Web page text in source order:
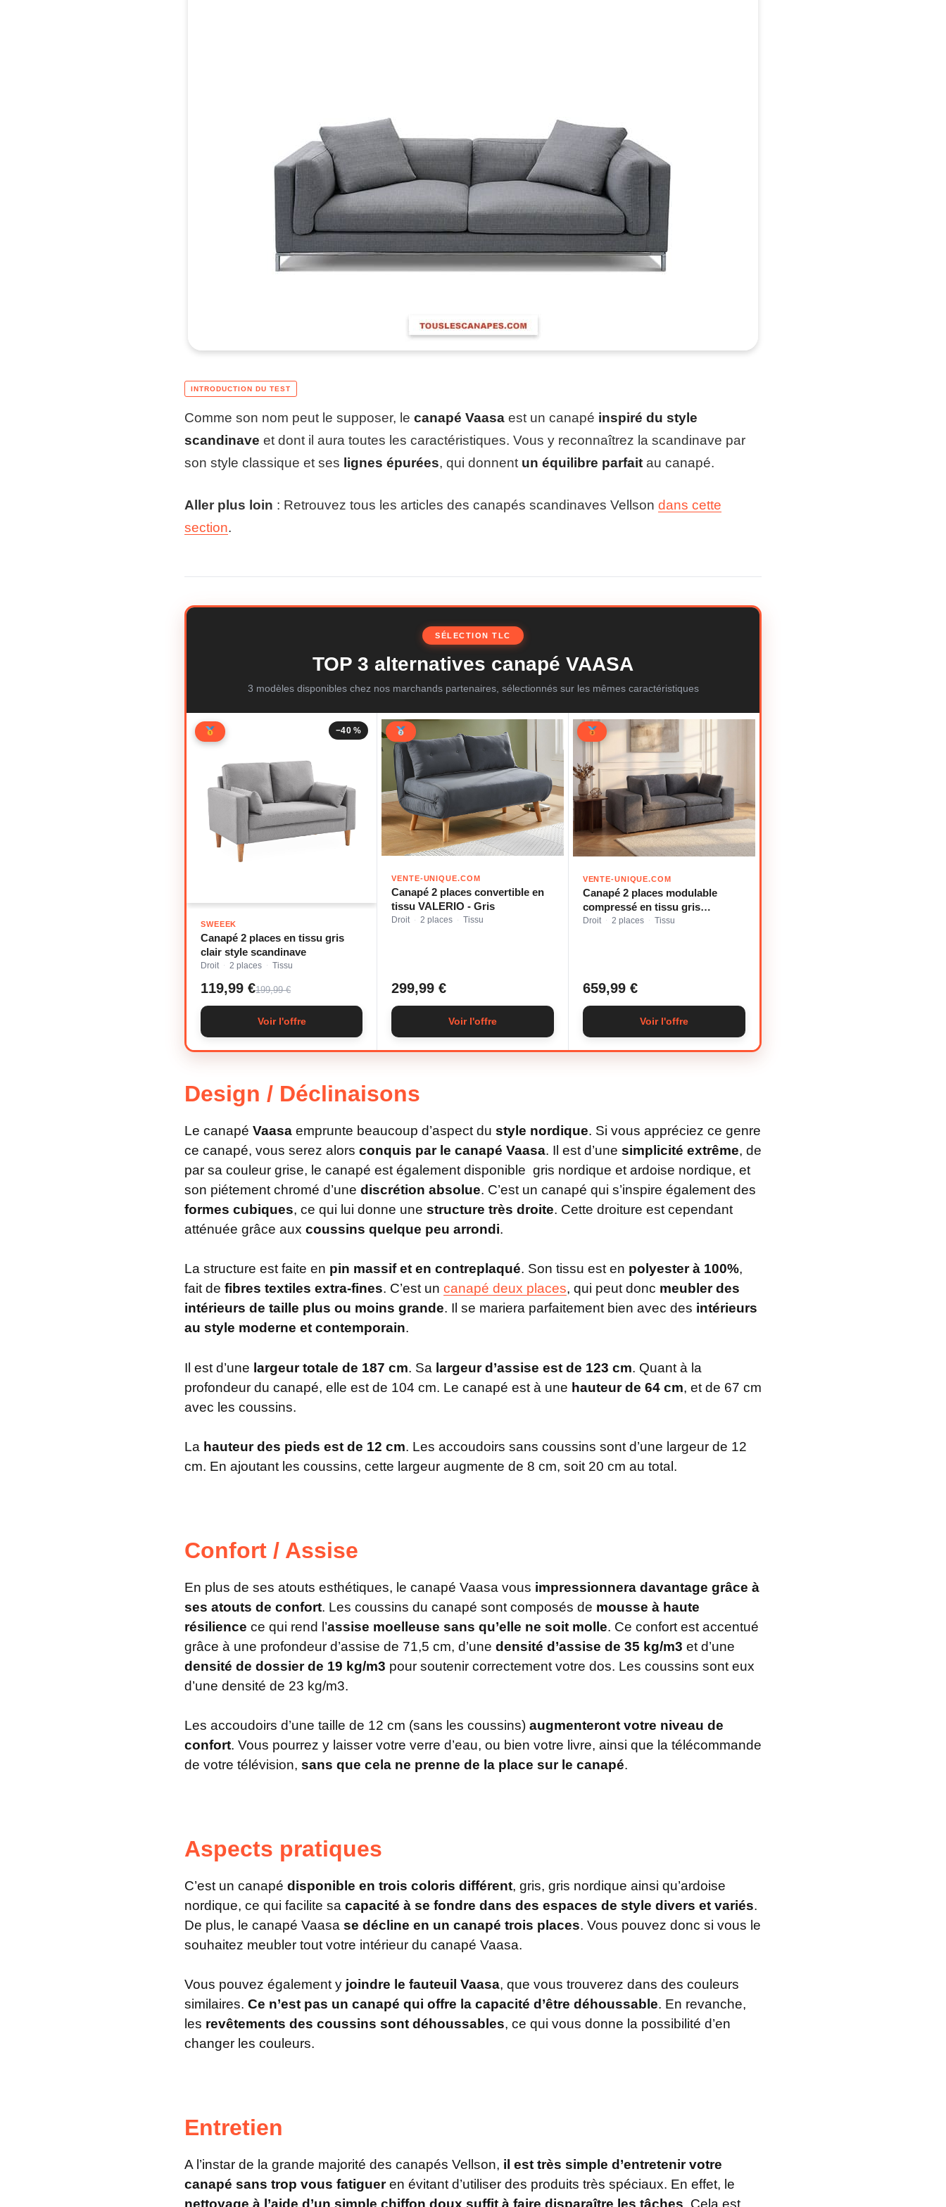
Comme son nom peut le supposer, le canapé Vaasa est un canapé inspiré du style
scandinave et dont il aura toutes les caractéristiques. Vous y reconnaîtrez la scandinave par
son style classique et ses lignes épurées, qui donnent un équilibre parfait au canapé.
Aller plus loin : Retrouvez tous les articles des canapés scandinaves Vellson dans cette
section.
SÉLECTION TLC
TOP 3 alternatives canapé VAASA
3 modèles disponibles chez nos marchands partenaires, sélectionnés sur les mêmes caractéristiques
−40 %
SWEEEK
Canapé 2 places en tissu gris
clair style scandinave
Droit · 2 places · Tissu
119,99 €199,99 €
Voir l'offre
VENTE-UNIQUE.COM
Canapé 2 places convertible en
tissu VALERIO - Gris
Droit · 2 places · Tissu
299,99 €
Voir l'offre
VENTE-UNIQUE.COM
Canapé 2 places modulable
compressé en tissu gris
anthracite CORTOLINE
Droit · 2 places · Tissu
659,99 €
Voir l'offre
Design / Déclinaisons
Le canapé Vaasa emprunte beaucoup d’aspect du style nordique. Si vous appréciez ce genre
ce canapé, vous serez alors conquis par le canapé Vaasa. Il est d’une simplicité extrême, de
par sa couleur grise, le canapé est également disponible gris nordique et ardoise nordique, et
son piétement chromé d’une discrétion absolue. C’est un canapé qui s’inspire également des
formes cubiques, ce qui lui donne une structure très droite. Cette droiture est cependant
atténuée grâce aux coussins quelque peu arrondi.
La structure est faite en pin massif et en contreplaqué. Son tissu est en polyester à 100%,
fait de fibres textiles extra-fines. C’est un canapé deux places, qui peut donc meubler des
intérieurs de taille plus ou moins grande. Il se mariera parfaitement bien avec des intérieurs
au style moderne et contemporain.
Il est d’une largeur totale de 187 cm. Sa largeur d’assise est de 123 cm. Quant à la
profondeur du canapé, elle est de 104 cm. Le canapé est à une hauteur de 64 cm, et de 67 cm
avec les coussins.
La hauteur des pieds est de 12 cm. Les accoudoirs sans coussins sont d’une largeur de 12
cm. En ajoutant les coussins, cette largeur augmente de 8 cm, soit 20 cm au total.
Confort / Assise
En plus de ses atouts esthétiques, le canapé Vaasa vous impressionnera davantage grâce à
ses atouts de confort. Les coussins du canapé sont composés de mousse à haute
résilience ce qui rend l’assise moelleuse sans qu’elle ne soit molle. Ce confort est accentué
grâce à une profondeur d’assise de 71,5 cm, d’une densité d’assise de 35 kg/m3 et d’une
densité de dossier de 19 kg/m3 pour soutenir correctement votre dos. Les coussins sont eux
d’une densité de 23 kg/m3.
Les accoudoirs d’une taille de 12 cm (sans les coussins) augmenteront votre niveau de
confort. Vous pourrez y laisser votre verre d’eau, ou bien votre livre, ainsi que la télécommande
de votre télévision, sans que cela ne prenne de la place sur le canapé.
Aspects pratiques
C’est un canapé disponible en trois coloris différent, gris, gris nordique ainsi qu’ardoise
nordique, ce qui facilite sa capacité à se fondre dans des espaces de style divers et variés.
De plus, le canapé Vaasa se décline en un canapé trois places. Vous pouvez donc si vous le
souhaitez meubler tout votre intérieur du canapé Vaasa.
Vous pouvez également y joindre le fauteuil Vaasa, que vous trouverez dans des couleurs
similaires. Ce n’est pas un canapé qui offre la capacité d’être déhoussable. En revanche,
les revêtements des coussins sont déhoussables, ce qui vous donne la possibilité d’en
changer les couleurs.
Entretien
A l’instar de la grande majorité des canapés Vellson, il est très simple d’entretenir votre
canapé sans trop vous fatigueren évitant d’utiliser des produits très spéciaux. En effet, le
nettoyage à l’aide d’un simple chiffon doux suffit à faire disparaître les tâches . Cela est